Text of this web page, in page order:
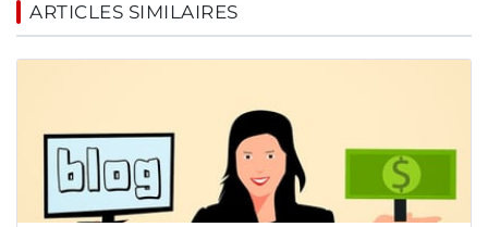
ARTICLES SIMILAIRES